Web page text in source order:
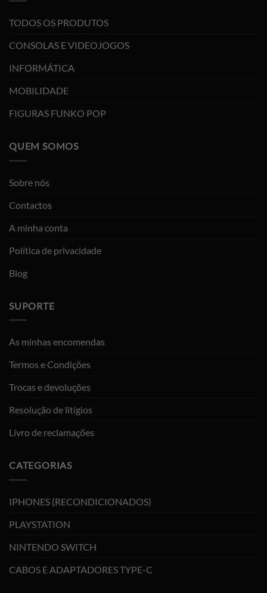
TODOS OS PRODUTOS
CONSOLAS E VIDEOJOGOS
INFORMÁTICA
MOBILIDADE
FIGURAS FUNKO POP
QUEM SOMOS
Sobre nós
Contactos
A minha conta
Política de privacidade
Blog
SUPORTE
As minhas encomendas
Termos e Condições
Trocas e devoluções
Resolução de litígios
Livro de reclamações
CATEGORIAS
IPHONES (RECONDICIONADOS)
PLAYSTATION
NINTENDO SWITCH
CABOS E ADAPTADORES TYPE-C